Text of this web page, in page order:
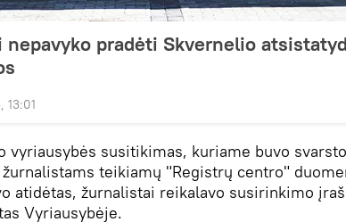
nepavyko pradėti Skvernelio
13:01
vyriausybės susitikimas, kuriame buvo
teikiamų "Registrų centro"
atidėtas, žurnalistai reikalavo susirinkimo
Vyriausybėje.